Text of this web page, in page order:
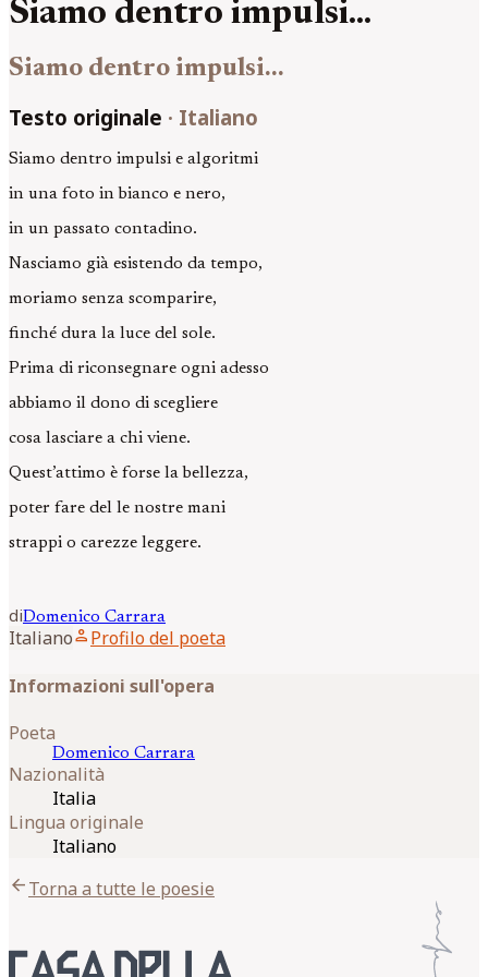
Siamo dentro impulsi...
Siamo dentro impulsi...
Testo originale · Italiano
Siamo dentro impulsi e algoritmi
in una foto in bianco e nero,
in un passato contadino.
Nasciamo già esistendo da tempo,
moriamo senza scomparire,
finché dura la luce del sole.
Prima di riconsegnare ogni adesso
abbiamo il dono di scegliere
cosa lasciare a chi viene.
Quest’attimo è forse la bellezza,
poter fare del le nostre mani
strappi o carezze leggere.
diDomenico Carrara
Italianoperson Profilo del poeta
Informazioni sull'opera
Poeta
Domenico Carrara
Nazionalità
Italia
Lingua originale
Italiano
arrow_backTorna a tutte le poesie